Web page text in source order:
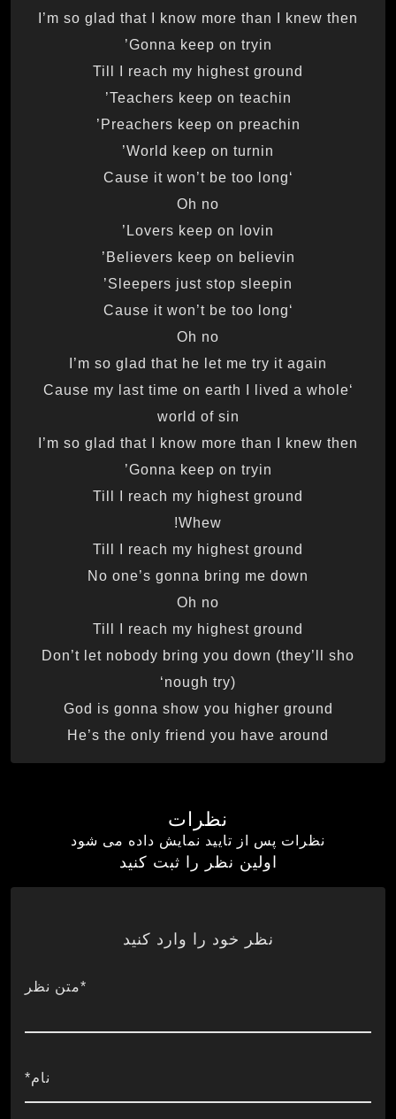
I’m so glad that I know more than I knew then
Gonna keep on tryin’
Till I reach my highest ground
Teachers keep on teachin’
Preachers keep on preachin’
World keep on turnin’
‘Cause it won’t be too long
Oh no
Lovers keep on lovin’
Believers keep on believin’
Sleepers just stop sleepin’
‘Cause it won’t be too long
Oh no
I’m so glad that he let me try it again
‘Cause my last time on earth I lived a whole
world of sin
I’m so glad that I know more than I knew then
Gonna keep on tryin’
Till I reach my highest ground
Whew!
Till I reach my highest ground
No one’s gonna bring me down
Oh no
Till I reach my highest ground
Don’t let nobody bring you down (they’ll sho
‘nough try)
God is gonna show you higher ground
He’s the only friend you have around
نظرات
نظرات پس از تایید نمایش داده می شود
اولین نظر را ثبت کنید
نظر خود را وارد کنید
*متن نظر
نام*